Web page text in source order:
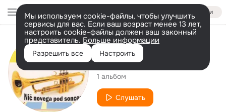
Войти
Мы используем cookie-файлы, чтобы улучшить
сервисы для вас. Если ваш возраст менее 13 лет,
настроить cookie-файлы должен ваш законный
представитель. Больше информации
Разрешить все Настроить
Исполнитель
Anton Perko
1 альбом
Слушать